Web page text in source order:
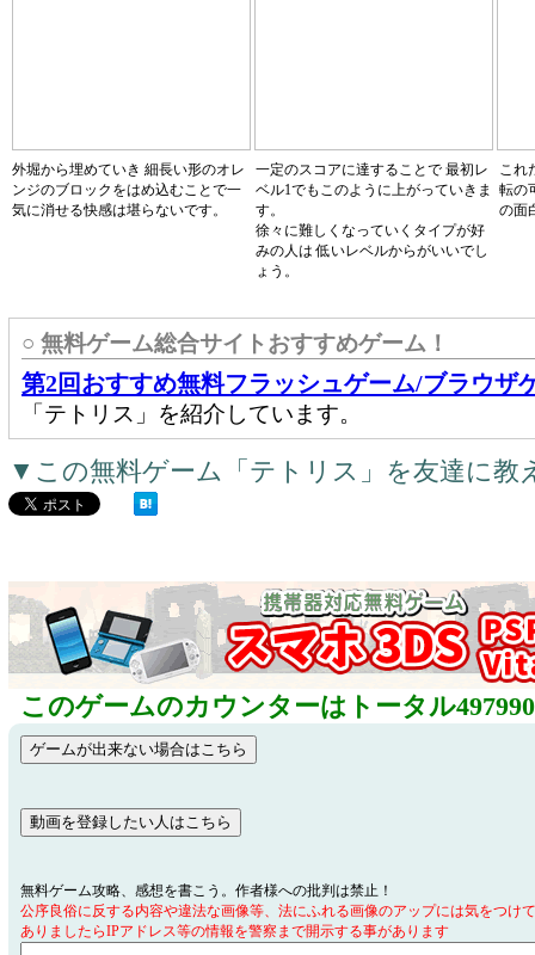
外堀から埋めていき 細長い形のオレ
ンジのブロックをはめ込むことで一
気に消せる快感は堪らないです。
一定のスコアに達することで 最初レ
ベル1でもこのように上がっていきま
す。
徐々に難しくなっていくタイプが好
みの人は 低いレベルからがいいでし
ょう。
これ
転の
の面
○ 無料ゲーム総合サイトおすすめゲーム！
第2回おすすめ無料フラッシュゲーム/ブラウザ
「テトリス」を紹介しています。
▼この無料ゲーム「テトリス」を友達に教
このゲームのカウンターはトータル
無料ゲーム攻略、感想を書こう。作者様への批判は禁止！
公序良俗に反する内容や違法な画像等、法にふれる画像のアップには気をつけ
ありましたらIPアドレス等の情報を警察まで開示する事があります